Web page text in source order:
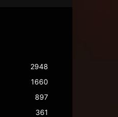
2948
1660
897
361